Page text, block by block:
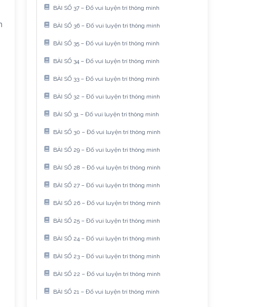
BÀI SỐ 37 – Đố vui luyện trí thông minh
BÀI SỐ 36 – Đố vui luyện trí thông minh
BÀI SỐ 35 – Đố vui luyện trí thông minh
BÀI SỐ 34 – Đố vui luyện trí thông minh
BÀI SỐ 33 – Đố vui luyện trí thông minh
BÀI SỐ 32 – Đố vui luyện trí thông minh
BÀI SỐ 31 – Đố vui luyện trí thông minh
BÀI SỐ 30 – Đố vui luyện trí thông minh
BÀI SỐ 29 – Đố vui luyện trí thông minh
BÀI SỐ 28 – Đố vui luyện trí thông minh
BÀI SỐ 27 – Đố vui luyện trí thông minh
BÀI SỐ 26 – Đố vui luyện trí thông minh
BÀI SỐ 25 – Đố vui luyện trí thông minh
BÀI SỐ 24 – Đố vui luyện trí thông minh
BÀI SỐ 23 – Đố vui luyện trí thông minh
BÀI SỐ 22 – Đố vui luyện trí thông minh
BÀI SỐ 21 – Đố vui luyện trí thông minh